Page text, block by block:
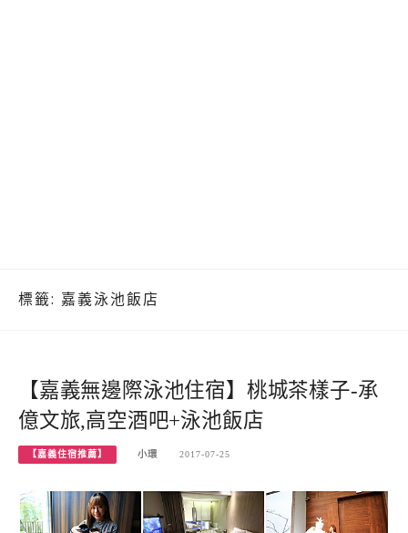
標籤: 嘉義泳池飯店
【嘉義無邊際泳池住宿】桃城茶樣子-承
億文旅,高空酒吧+泳池飯店
【嘉義住宿推薦】 小環 2017-07-25